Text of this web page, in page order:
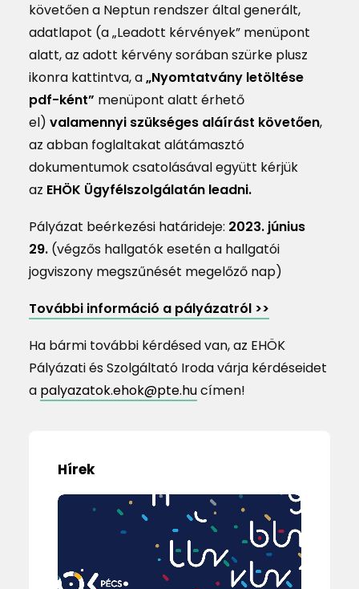
követően a Neptun rendszer által generált,
adatlapot (a „Leadott kérvények” menüpont
alatt, az adott kérvény sorában szürke plusz
ikonra kattintva, a„Nyomtatvány letöltése
pdf-ként” menüpont alatt érhető
el) valamennyi szükséges aláírást követően,
az abban foglaltakat alátámasztó
dokumentumok csatolásával együtt kérjük
az EHÖK Ügyfélszolgálatán leadni.
Pályázat beérkezési határideje: 2023. június
29. (végzős hallgatók esetén a hallgatói
jogviszony megszűnését megelőző nap)
További információ a pályázatról >>
Ha bármi további kérdésed van, az EHÖK
Pályázati és Szolgáltató Iroda várja kérdéseidet
a palyazatok.ehok@pte.hucímen!
Hírek